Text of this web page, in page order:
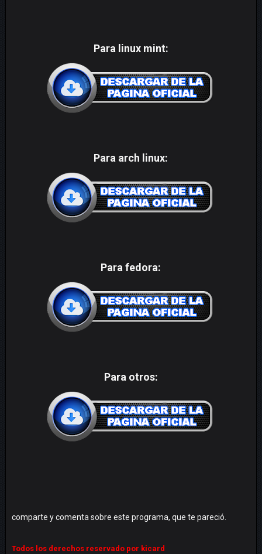
Para linux mint:
Para arch linux:
Para fedora:
Para otros:
comparte y comenta sobre este programa, que te pareció.
Todos los derechos reservado por kicard